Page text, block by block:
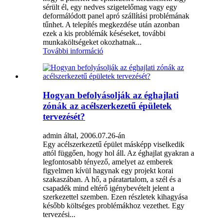
sérült él, egy nedves szigetelőmag vagy egy
deformálódott panel apró szállítási problémának
tűnhet. A telepítés megkezdése után azonban
ezek a kis problémák késéseket, további
munkaköltségeket okozhatnak...
További információ
Hogyan befolyásolják az éghajlati
zónák az acélszerkezetű épületek
tervezését?
admin által, 2006.07.26-án
Egy acélszerkezetű épület másképp viselkedik
attól függően, hogy hol áll. Az éghajlat gyakran a
legfontosabb tényező, amelyet az emberek
figyelmen kívül hagynak egy projekt korai
szakaszában. A hő, a páratartalom, a szél és a
csapadék mind eltérő igénybevételt jelent a
szerkezettel szemben. Ezen részletek kihagyása
később költséges problémákhoz vezethet. Egy
tervezési...